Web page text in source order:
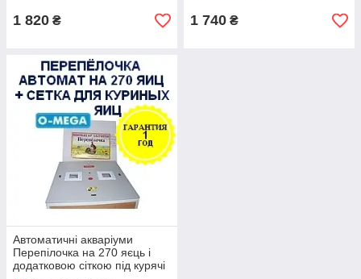
1 820 ₴ 1 740 ₴
Автоматичні акваріуми
Перепілочка на 270 яєць і
додатковою сіткою під курячі